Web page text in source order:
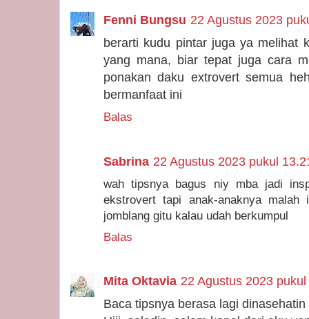
Fenni Bungsu 22 Agustus 2023
berarti kudu pintar juga ya melihat
yang mana, biar tepat juga cara
ponakan daku extrovert semua
bermanfaat ini
Balas
Sabrina 22 Agustus 2023 pukul
wah tipsnya bagus niy mba jadi
ekstrovert tapi anak-anaknya malah
jomblang gitu kalau udah berkumpul
Balas
Mita Oktavia 22 Agustus 2023
Baca tipsnya berasa lagi